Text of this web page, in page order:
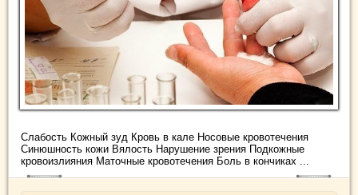
Слабость Кожный зуд Кровь в кале Носовые кровотечения
Синюшность кожи Вялость Нарушение зрения Подкожные
кровоизлияния Маточные кровотечения Боль в кончиках ...